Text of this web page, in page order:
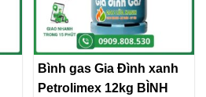
Bình gas Gia Đình xanh
Petrolimex 12kg BÌNH